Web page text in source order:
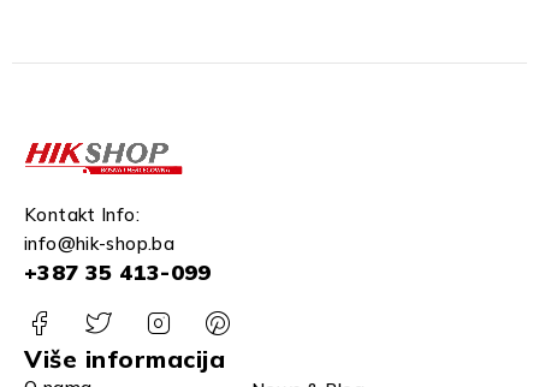
Kontakt Info:
info@hik-shop.ba
+387 35 413-099
Više informacija